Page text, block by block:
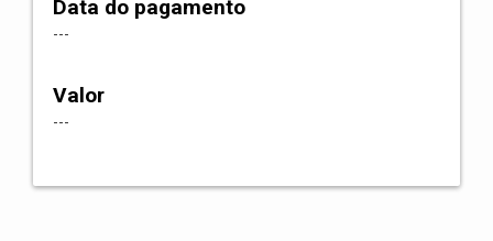
Data do pagamento
---
Valor
---